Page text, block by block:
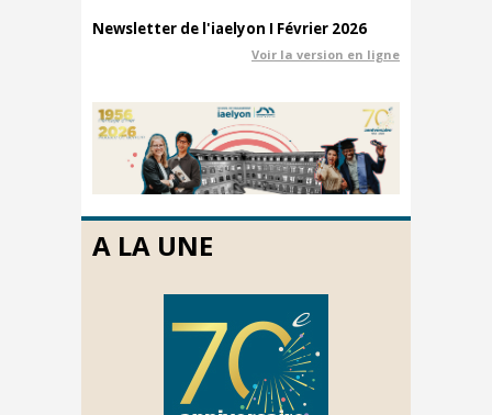
Newsletter de l'iaelyon I Février 2026
Voir la version en ligne
A LA UNE